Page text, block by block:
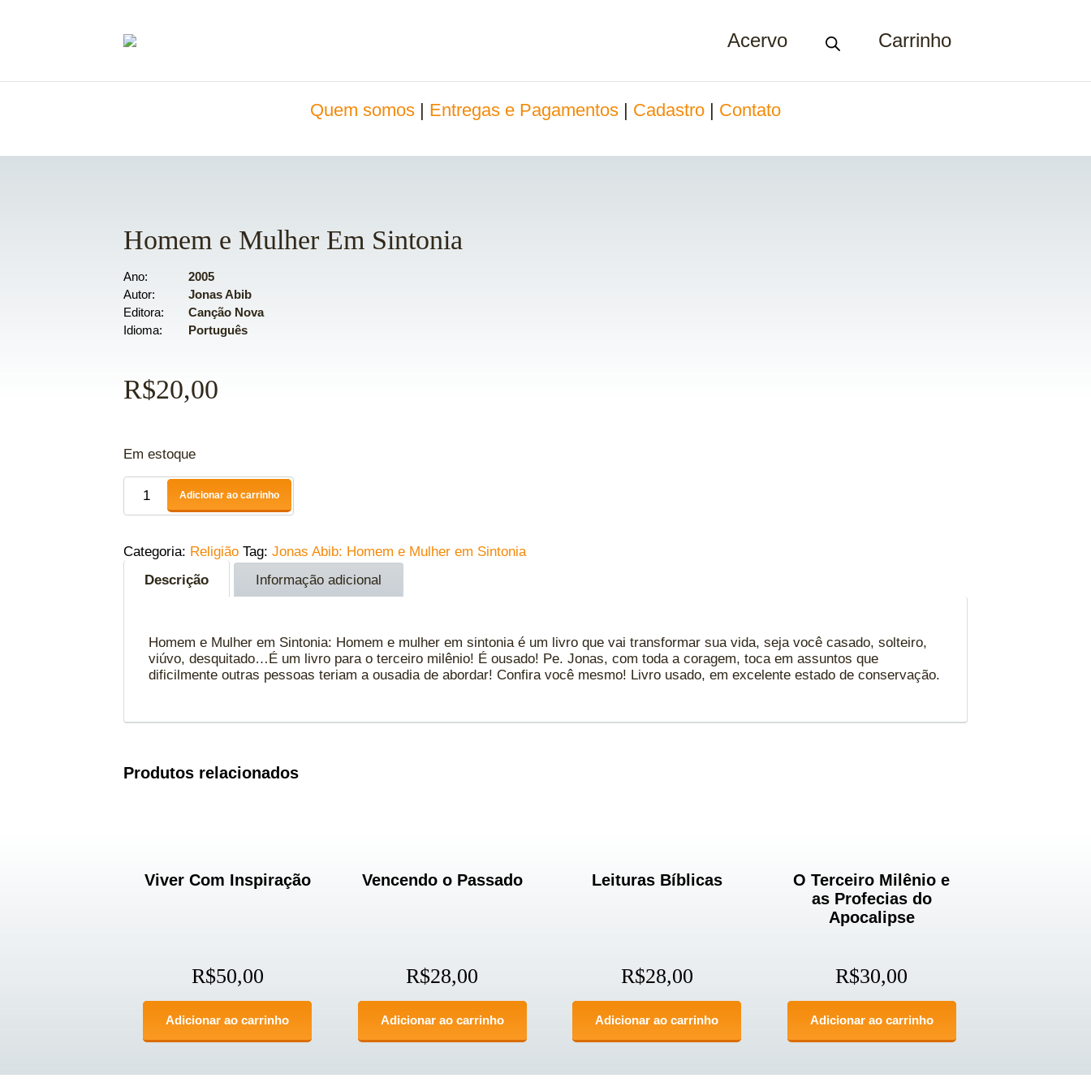
Acervo Carrinho
Quem somos Entregas e Pagamentos Cadastro Contato
Homem e Mulher Em Sintonia
Ano
2005
Autor
Jonas Abib
Editora
Canção Nova
Idioma
Português
R$20,00
Em estoque
Adicionar ao carrinho
Categoria: Religião Tag: Jonas Abib: Homem e Mulher em Sintonia
Descrição
Informação adicional
Homem e Mulher em Sintonia: Homem e mulher em sintonia é um livro que vai transformar sua vida, seja você casado, solteiro,
viúvo, desquitado…É um livro para o terceiro milênio! É ousado! Pe. Jonas, com toda a coragem, toca em assuntos que
dificilmente outras pessoas teriam a ousadia de abordar! Confira você mesmo! Livro usado, em excelente estado de conservação.
Produtos relacionados
Viver Com Inspiração
R$50,00
Adicionar ao carrinho
Vencendo o Passado
R$28,00
Adicionar ao carrinho
Leituras Bíblicas
R$28,00
Adicionar ao carrinho
O Terceiro Milênio e
as Profecias do
Apocalipse
R$30,00
Adicionar ao carrinho